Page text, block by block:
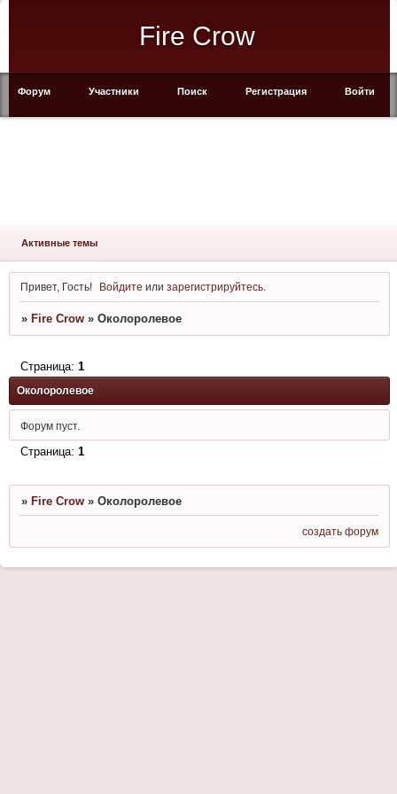
Fire Crow
Форум Участники Поиск Регистрация Войти
Активные темы
Привет, Гость! Войдите илизарегистрируйтесь
» Fire Crow » Околоролевое
Околоролевое
Страница: 1
Форум пуст.
Страница: 1
» Fire Crow » Околоролевое
создать форум